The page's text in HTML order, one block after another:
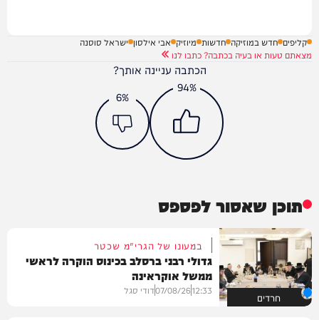
קליפים חדש במוזיקה חדשות מיוזיק אבי אילסון ישראל סוסנה
מצאתם טעות או בעיה בכתבה? כתבו לנו
הכתבה עניינה אותך?
94%
6%
תוכן שאסור לפספס
חרדים
במעונו של הגרי"מ שכטר
גדולי רבני ברסלב בכינוס הוקרה לראשי
ממשל אוקראינה
12:33
07/08/26דודי סגל